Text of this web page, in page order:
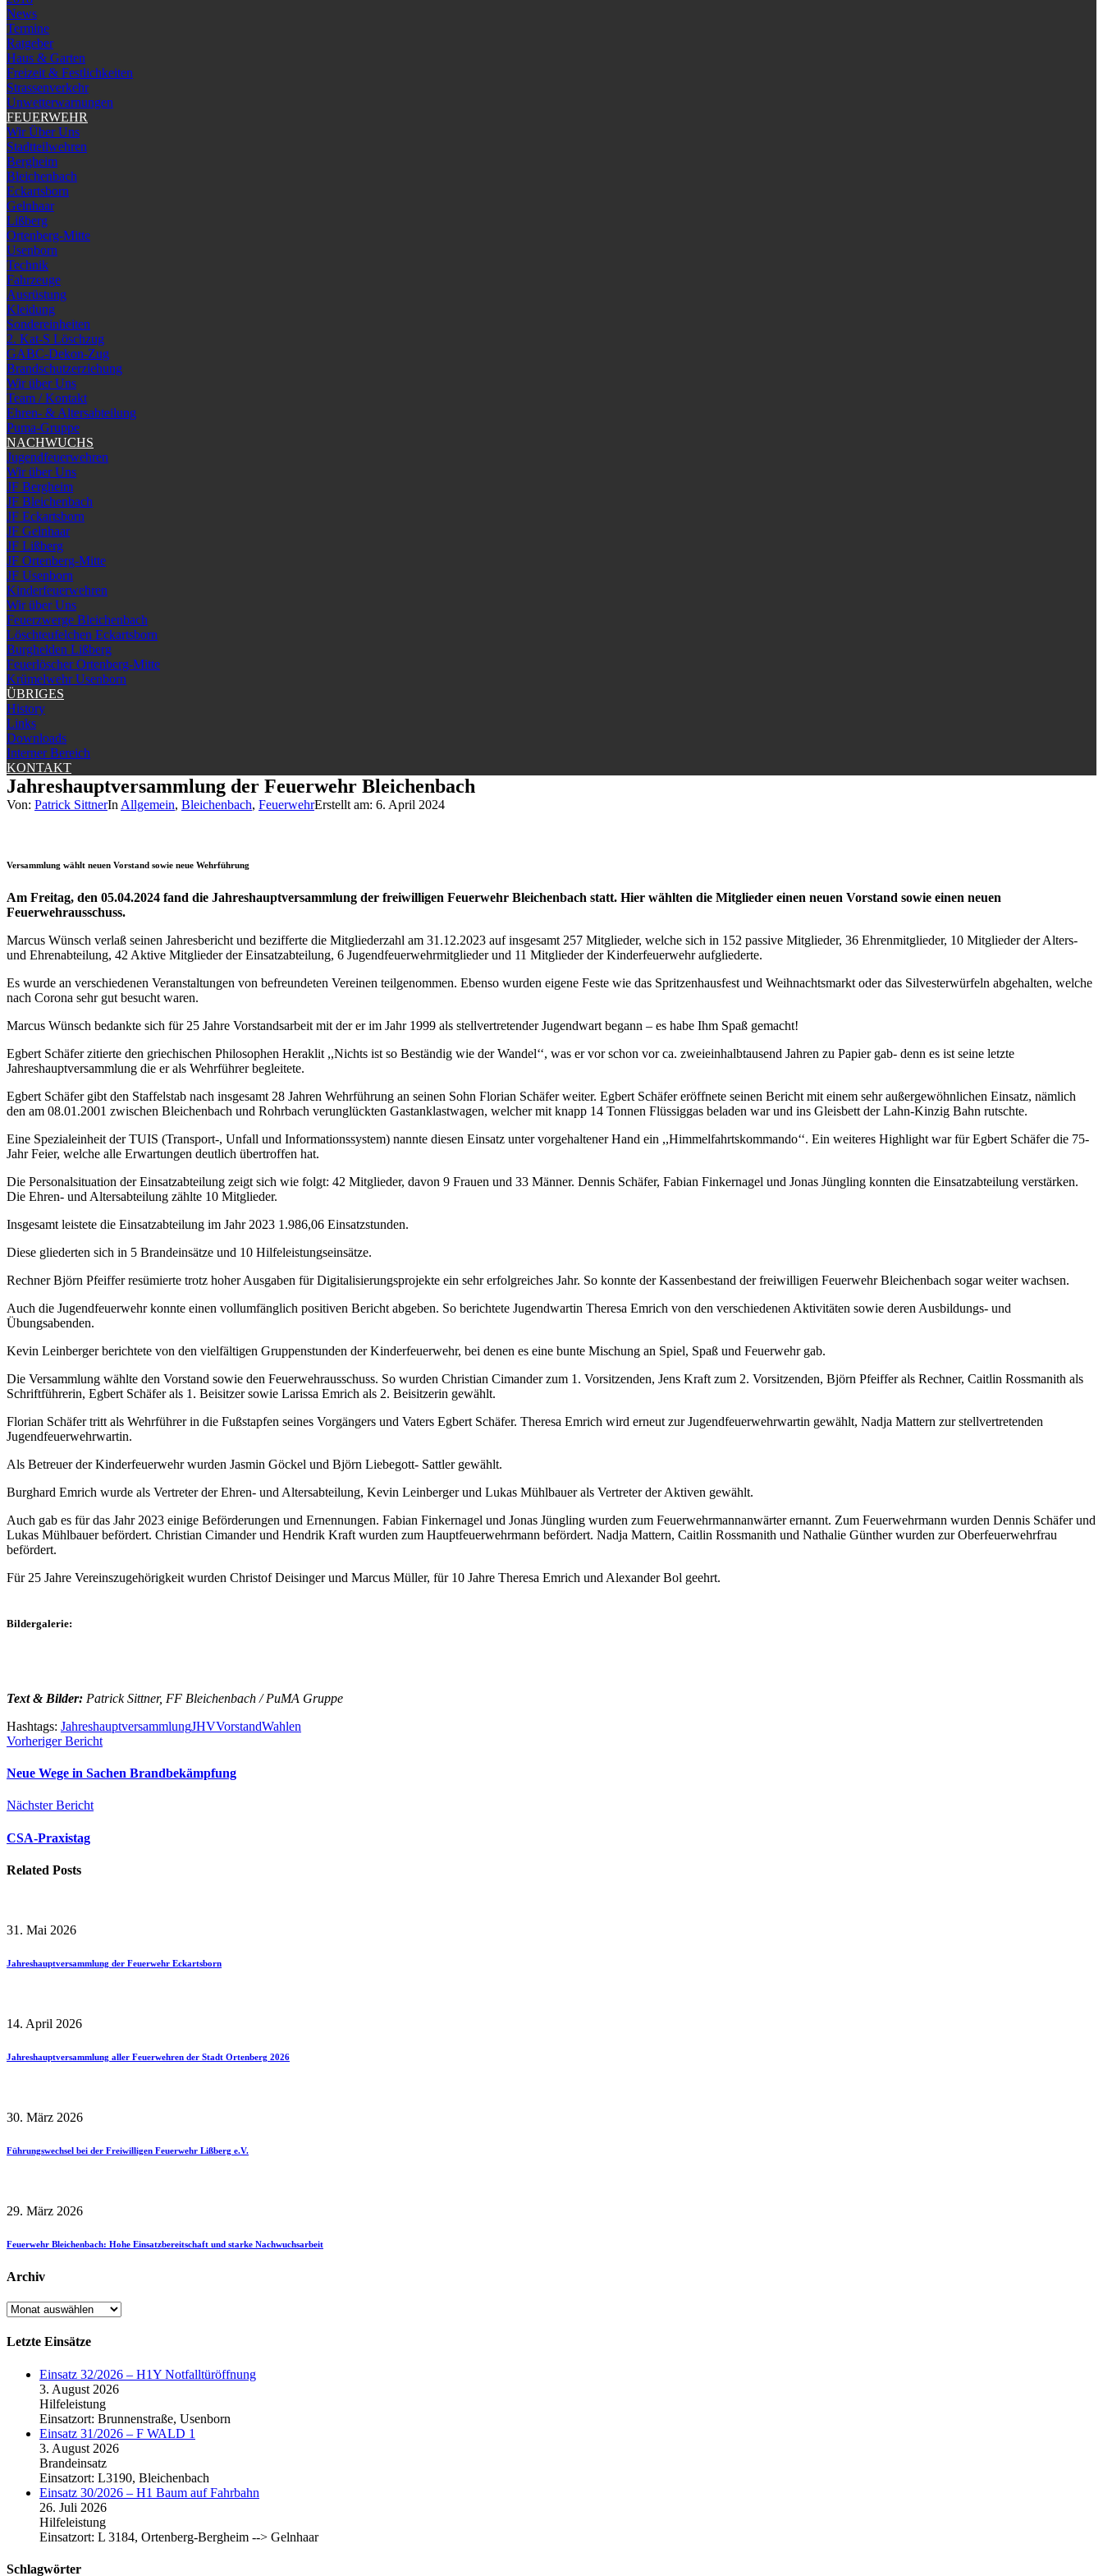
News
Termine
Ratgeber
Haus & Garten
Freizeit & Festlichkeiten
Strassenverkehr
Unwetterwarnungen
FEUERWEHR
Wir Über Uns
Stadtteilwehren
Bergheim
Bleichenbach
Eckartsborn
Gelnhaar
Lißberg
Ortenberg-Mitte
Usenborn
Technik
Fahrzeuge
Ausrüstung
Kleidung
Sondereinheiten
2. Kat-S Löschzug
GABC-Dekon-Zug
Brandschutzerziehung
Wir über Uns
Team / Kontakt
Ehren- & Altersabteilung
Puma-Gruppe
NACHWUCHS
Jugendfeuerwehren
Wir über Uns
JF Bergheim
JF Bleichenbach
JF Eckartsborn
JF Gelnhaar
JF Lißberg
JF Ortenberg-Mitte
JF Usenborn
Kinderfeuerwehren
Wir über Uns
Feuerzwerge Bleichenbach
Löschteufelchen Eckartsborn
Burghelden Lißberg
Feuerlöscher Ortenberg-Mitte
Krümelwehr Usenborn
ÜBRIGES
History
Links
Downloads
Interner Bereich
KONTAKT
Jahreshauptversammlung der Feuerwehr Bleichenbach
Von: Patrick SittnerIn Allgemein, Bleichenbach, FeuerwehrErstellt am: 6. April 2024
Versammlung wählt neuen Vorstand sowie neue Wehrführung
Am Freitag, den 05.04.2024 fand die Jahreshauptversammlung der freiwilligen Feuerwehr Bleichenbach statt. Hier wählten die Mitglieder einen neuen Vorstand sowie einen neuen
Feuerwehrausschuss.
Marcus Wünsch verlaß seinen Jahresbericht und bezifferte die Mitgliederzahl am 31.12.2023 auf insgesamt 257 Mitglieder, welche sich in 152 passive Mitglieder, 36 Ehrenmitglieder, 10 Mitglieder der Alters-
und Ehrenabteilung, 42 Aktive Mitglieder der Einsatzabteilung, 6 Jugendfeuerwehrmitglieder und 11 Mitglieder der Kinderfeuerwehr aufgliederte.
Es wurde an verschiedenen Veranstaltungen von befreundeten Vereinen teilgenommen. Ebenso wurden eigene Feste wie das Spritzenhausfest und Weihnachtsmarkt oder das Silvesterwürfeln abgehalten, welche
nach Corona sehr gut besucht waren.
Marcus Wünsch bedankte sich für 25 Jahre Vorstandsarbeit mit der er im Jahr 1999 als stellvertretender Jugendwart begann – es habe Ihm Spaß gemacht!
Egbert Schäfer zitierte den griechischen Philosophen Heraklit ,,Nichts ist so Beständig wie der Wandel‘‘, was er vor schon vor ca. zweieinhalbtausend Jahren zu Papier gab- denn es ist seine letzte
Jahreshauptversammlung die er als Wehrführer begleitete.
Egbert Schäfer gibt den Staffelstab nach insgesamt 28 Jahren Wehrführung an seinen Sohn Florian Schäfer weiter. Egbert Schäfer eröffnete seinen Bericht mit einem sehr außergewöhnlichen Einsatz, nämlich
den am 08.01.2001 zwischen Bleichenbach und Rohrbach verunglückten Gastanklastwagen, welcher mit knapp 14 Tonnen Flüssiggas beladen war und ins Gleisbett der Lahn-Kinzig Bahn rutschte.
Eine Spezialeinheit der TUIS (Transport-, Unfall und Informationssystem) nannte diesen Einsatz unter vorgehaltener Hand ein ,,Himmelfahrtskommando‘‘. Ein weiteres Highlight war für Egbert Schäfer die 75-
Jahr Feier, welche alle Erwartungen deutlich übertroffen hat.
Die Personalsituation der Einsatzabteilung zeigt sich wie folgt: 42 Mitglieder, davon 9 Frauen und 33 Männer. Dennis Schäfer, Fabian Finkernagel und Jonas Jüngling konnten die Einsatzabteilung verstärken.
Die Ehren- und Altersabteilung zählte 10 Mitglieder.
Insgesamt leistete die Einsatzabteilung im Jahr 2023 1.986,06 Einsatzstunden.
Diese gliederten sich in 5 Brandeinsätze und 10 Hilfeleistungseinsätze.
Rechner Björn Pfeiffer resümierte trotz hoher Ausgaben für Digitalisierungsprojekte ein sehr erfolgreiches Jahr. So konnte der Kassenbestand der freiwilligen Feuerwehr Bleichenbach sogar weiter wachsen.
Auch die Jugendfeuerwehr konnte einen vollumfänglich positiven Bericht abgeben. So berichtete Jugendwartin Theresa Emrich von den verschiedenen Aktivitäten sowie deren Ausbildungs- und
Übungsabenden.
Kevin Leinberger berichtete von den vielfältigen Gruppenstunden der Kinderfeuerwehr, bei denen es eine bunte Mischung an Spiel, Spaß und Feuerwehr gab.
Die Versammlung wählte den Vorstand sowie den Feuerwehrausschuss. So wurden Christian Cimander zum 1. Vorsitzenden, Jens Kraft zum 2. Vorsitzenden, Björn Pfeiffer als Rechner, Caitlin Rossmanith als
Schriftführerin, Egbert Schäfer als 1. Beisitzer sowie Larissa Emrich als 2. Beisitzerin gewählt.
Florian Schäfer tritt als Wehrführer in die Fußstapfen seines Vorgängers und Vaters Egbert Schäfer. Theresa Emrich wird erneut zur Jugendfeuerwehrwartin gewählt, Nadja Mattern zur stellvertretenden
Jugendfeuerwehrwartin.
Als Betreuer der Kinderfeuerwehr wurden Jasmin Göckel und Björn Liebegott- Sattler gewählt.
Burghard Emrich wurde als Vertreter der Ehren- und Altersabteilung, Kevin Leinberger und Lukas Mühlbauer als Vertreter der Aktiven gewählt.
Auch gab es für das Jahr 2023 einige Beförderungen und Ernennungen. Fabian Finkernagel und Jonas Jüngling wurden zum Feuerwehrmannanwärter ernannt. Zum Feuerwehrmann wurden Dennis Schäfer und
Lukas Mühlbauer befördert. Christian Cimander und Hendrik Kraft wurden zum Hauptfeuerwehrmann befördert. Nadja Mattern, Caitlin Rossmanith und Nathalie Günther wurden zur Oberfeuerwehrfrau
befördert.
Für 25 Jahre Vereinszugehörigkeit wurden Christof Deisinger und Marcus Müller, für 10 Jahre Theresa Emrich und Alexander Bol geehrt.
Bildergalerie:
Text & Bilder: Patrick Sittner, FF Bleichenbach / PuMA Gruppe
Hashtags: JahreshauptversammlungJHVVorstandWahlen
Beitragsnavigation
Vorheriger
Vorheriger Bericht
Neue Wege in Sachen Brandbekämpfung
Nächster
Nächster Bericht
CSA-Praxistag
Related Posts
31. Mai 2026
Jahreshauptversammlung der Feuerwehr Eckartsborn
14. April 2026
Jahreshauptversammlung aller Feuerwehren der Stadt Ortenberg 2026
30. März 2026
Führungswechsel bei der Freiwilligen Feuerwehr Lißberg e.V.
29. März 2026
Feuerwehr Bleichenbach: Hohe Einsatzbereitschaft und starke Nachwuchsarbeit
Archiv
Archiv
Letzte Einsätze
Einsatz 32/2026 – H1Y Notfalltüröffnung
3. August 2026
Hilfeleistung
Einsatzort: Brunnenstraße, Usenborn
Einsatz 31/2026 – F WALD 1
3. August 2026
Brandeinsatz
Einsatzort: L3190, Bleichenbach
Einsatz 30/2026 – H1 Baum auf Fahrbahn
26. Juli 2026
Hilfeleistung
Einsatzort: L 3184, Ortenberg-Bergheim --> Gelnhaar
Schlagwörter